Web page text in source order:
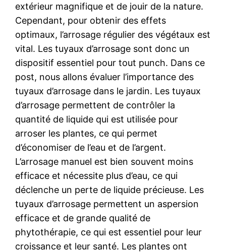
extérieur magnifique et de jouir de la nature.
Cependant, pour obtenir des effets
optimaux, l’arrosage régulier des végétaux est
vital. Les tuyaux d’arrosage sont donc un
dispositif essentiel pour tout punch. Dans ce
post, nous allons évaluer l’importance des
tuyaux d’arrosage dans le jardin. Les tuyaux
d’arrosage permettent de contrôler la
quantité de liquide qui est utilisée pour
arroser les plantes, ce qui permet
d’économiser de l’eau et de l’argent.
L’arrosage manuel est bien souvent moins
efficace et nécessite plus d’eau, ce qui
déclenche un perte de liquide précieuse. Les
tuyaux d’arrosage permettent un aspersion
efficace et de grande qualité de
phytothérapie, ce qui est essentiel pour leur
croissance et leur santé. Les plantes ont